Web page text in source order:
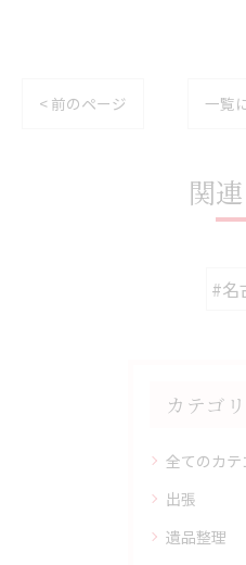
< 前のページ 一覧
関
#名
カテゴ
全てのカテ
出張
遺品整理